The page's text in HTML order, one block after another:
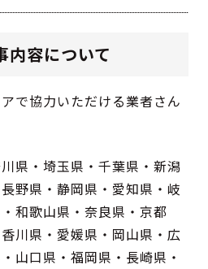
内容について
で協力いただける業者さん
県・埼玉県・千葉県・新潟
野県・静岡県・愛知県・岐
和歌山県・奈良県・京都
川県・愛媛県・岡山県・広
山口県・福岡県・長崎県・